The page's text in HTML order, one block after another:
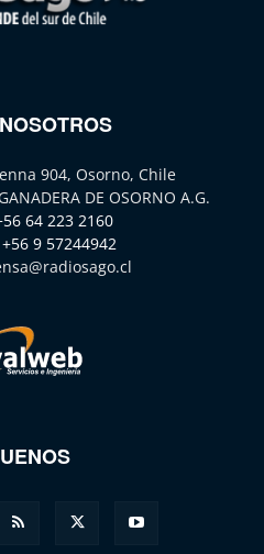
904, Osorno, Chile
DE OSORNO A.G.
64 223 2160
+56 9 57244942